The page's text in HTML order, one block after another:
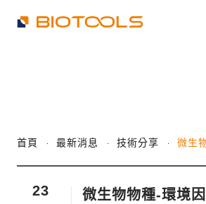
首頁 最新消息 技術分享 微生
23 微生物物種-環境